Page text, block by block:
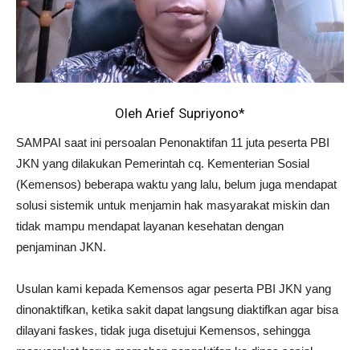
Oleh Arief Supriyono*
SAMPAI saat ini persoalan Penonaktifan 11 juta peserta PBI
JKN yang dilakukan Pemerintah cq. Kementerian Sosial
(Kemensos) beberapa waktu yang lalu, belum juga mendapat
solusi sistemik untuk menjamin hak masyarakat miskin dan
tidak mampu mendapat layanan kesehatan dengan
penjaminan JKN.
Usulan kami kepada Kemensos agar peserta PBI JKN yang
dinonaktifkan, ketika sakit dapat langsung diaktifkan agar bisa
dilayani faskes, tidak juga disetujui Kemensos, sehingga